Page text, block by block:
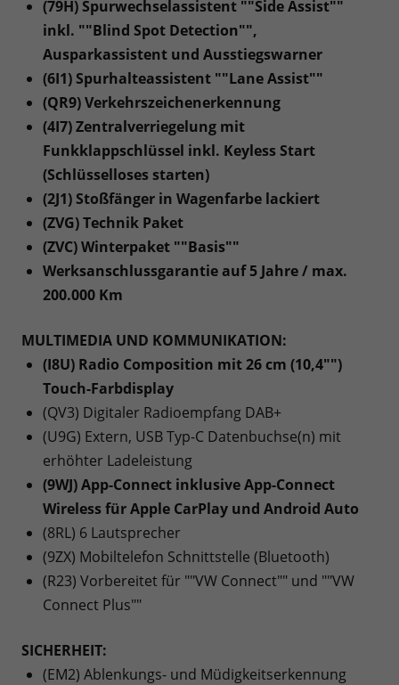
(79H) Spurwechselassistent ""Side Assist""
inkl. ""Blind Spot Detection"",
Ausparkassistent und Ausstiegswarner
(6I1) Spurhalteassistent ""Lane Assist""
(QR9) Verkehrszeichenerkennung
(4I7) Zentralverriegelung mit
Funkklappschlüssel inkl. Keyless Start
(Schlüsselloses starten)
(2J1) Stoßfänger in Wagenfarbe lackiert
(ZVG) Technik Paket
(ZVC) Winterpaket ""Basis""
Werksanschlussgarantie auf 5 Jahre / max.
200.000 Km
MULTIMEDIA UND KOMMUNIKATION:
(I8U) Radio Composition mit 26 cm (10,4"")
Touch-Farbdisplay
(QV3) Digitaler Radioempfang DAB+
(U9G) Extern, USB Typ-C Datenbuchse(n) mit
erhöhter Ladeleistung
(9WJ) App-Connect inklusive App-Connect
Wireless für Apple CarPlay und Android Auto
(8RL) 6 Lautsprecher
(9ZX) Mobiltelefon Schnittstelle (Bluetooth)
(R23) Vorbereitet für ""VW Connect"" und ""VW
Connect Plus""
SICHERHEIT:
(EM2) Ablenkungs- und Müdigkeitserkennung